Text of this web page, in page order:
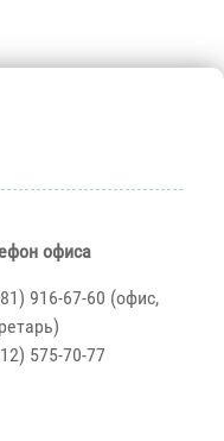
офиса
916-67-60 (офис,
575-70-77